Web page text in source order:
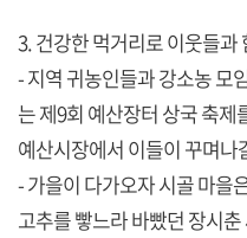
3. 건강한 먹거리로 이웃들과
- 지역 귀농인들과 강소농 모
는 제9회 예산장터 상국 축
예산시장에서 이들이 꾸며나
- 가을이 다가오자 시골 마을
고추를 빻느라 바빴던 장시